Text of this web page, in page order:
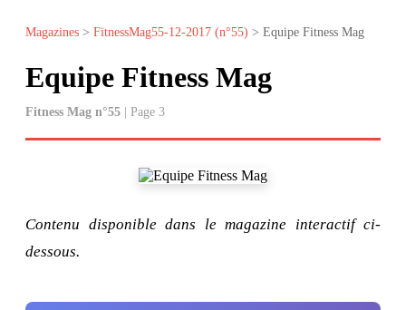
Magazines > FitnessMag55-12-2017 (n°55) > Equipe Fitness Mag
Equipe Fitness Mag
Fitness Mag n°55 | Page 3
Contenu disponible dans le magazine interactif ci-
dessous.